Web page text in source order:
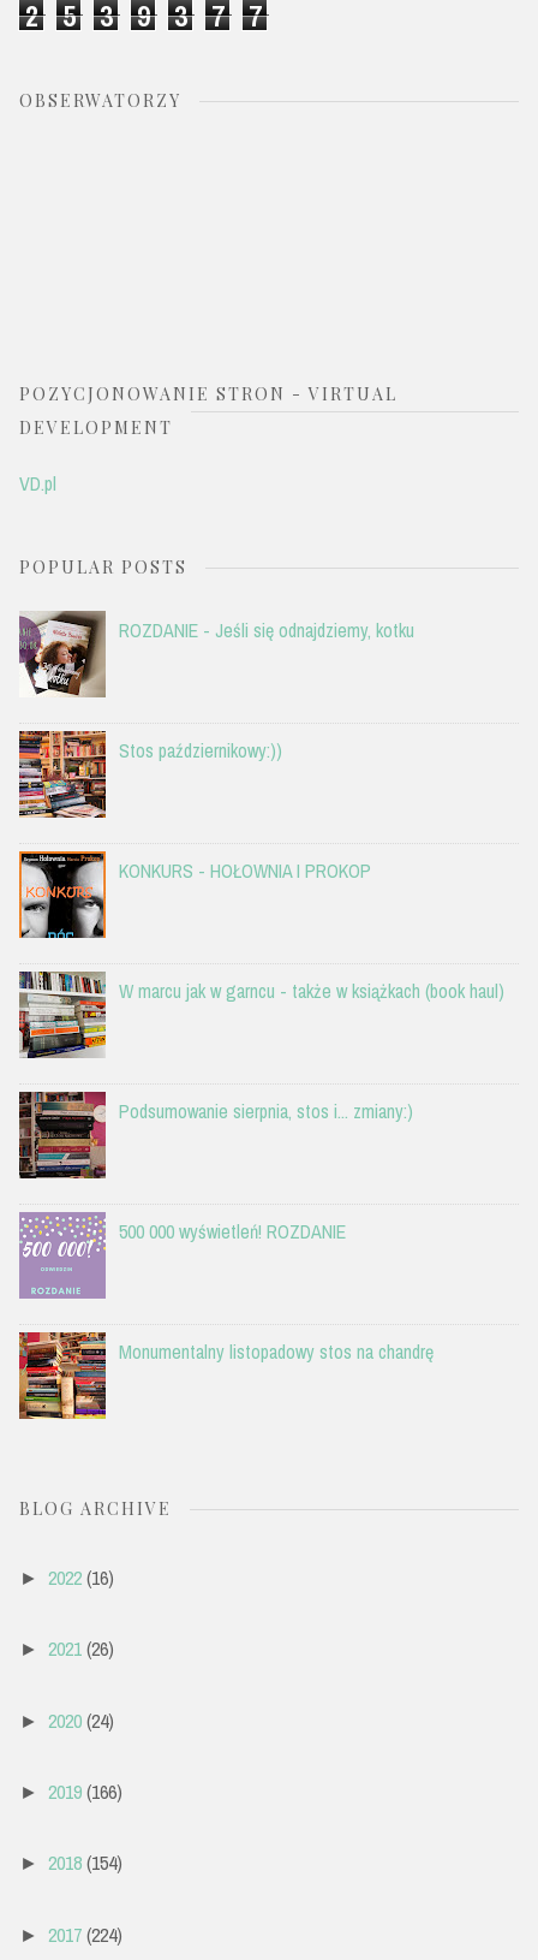
2 5 3 9 3 7 7
OBSERWATORZY
POZYCJONOWANIE STRON - VIRTUAL
DEVELOPMENT
VD.pl
POPULAR POSTS
ROZDANIE - Jeśli się odnajdziemy, kotku
Stos październikowy:))
KONKURS - HOŁOWNIA I PROKOP
W marcu jak w garncu - także w książkach (book haul)
Podsumowanie sierpnia, stos i... zmiany:)
500 000 wyświetleń! ROZDANIE
Monumentalny listopadowy stos na chandrę
BLOG ARCHIVE
► 2022(16)
► 2021(26)
► 2020(24)
► 2019(166)
► 2018(154)
► 2017(224)